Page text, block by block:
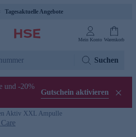
Tagesaktuelle Angebote
Mein Konto Warenkorb
Suchen
und -20%
Gutschein aktivieren
Aktiv XXL Ampulle